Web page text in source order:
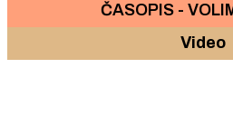
ČASOPIS -
Video